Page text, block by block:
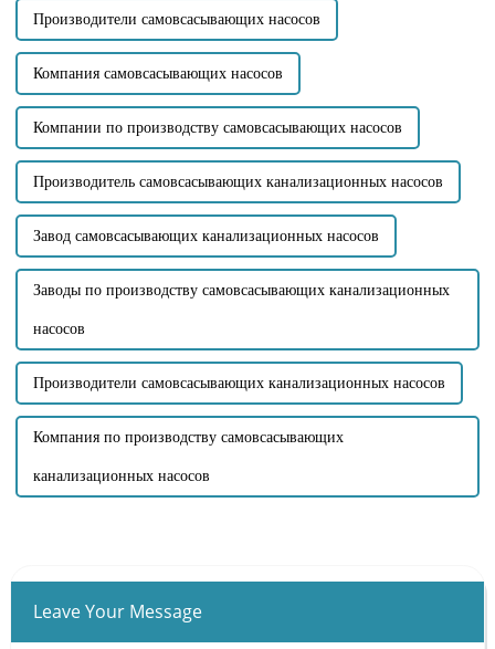
Производители самовсасывающих насосов
Компания самовсасывающих насосов
Компании по производству самовсасывающих насосов
Производитель самовсасывающих канализационных насосов
Завод самовсасывающих канализационных насосов
Заводы по производству самовсасывающих канализационных
насосов
Производители самовсасывающих канализационных насосов
Компания по производству самовсасывающих
канализационных насосов
Leave Your Message